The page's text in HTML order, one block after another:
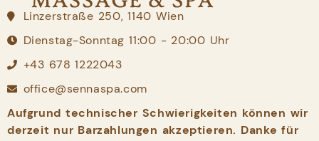
Linzerstraße 250, 1140 Wien
Dienstag-Sonntag 11:00 - 20:00 Uhr
+43 678 1222043
office@sennaspa.com
Aufgrund technischer Schwierigkeiten können wir
derzeit nur Barzahlungen akzeptieren. Danke für